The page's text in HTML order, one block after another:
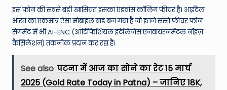
इस फोन की सबसे बड़ी खासियत इसका एडवांस कॉलिंग फीचर है। आईटेल
भारत का एकमात्र ऐसा मोबाइल ब्रांड बन गया है जो इतने सस्ते फीचर फोन
सेगमेंट में भी AI-ENC (आर्टिफिशियल इंटेलिजेंस एनवायरनमेंटल नॉइज़
कैंसिलेशन) तकनीक प्रदान कर रहा है।
See also पटना में आज का सोने का रेट 15 मार्च
2025 (Gold Rate Today in Patna) – जानिए 18K,